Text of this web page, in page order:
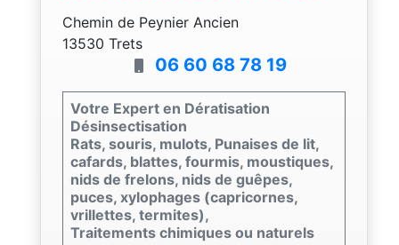
Chemin de Peynier Ancien
13530 Trets
06 60 68 78 19
Votre Expert en Dératisation
Désinsectisation
Rats, souris, mulots, Punaises de lit,
cafards, blattes, fourmis, moustiques,
nids de frelons, nids de guêpes,
puces, xylophages (capricornes,
vrillettes, termites),
Traitements chimiques ou naturels